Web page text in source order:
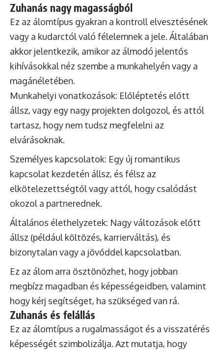
Zuhanás nagy magasságból
Ez az álomtípus gyakran a kontroll elvesztésének
vagy a kudarctól való félelemnek a jele. Általában
akkor jelentkezik, amikor az álmodó jelentős
kihívásokkal néz szembe a munkahelyén vagy a
magánéletében.
Munkahelyi vonatkozások: Előléptetés előtt
állsz, vagy egy nagy projekten dolgozol, és attól
tartasz, hogy nem tudsz megfelelni az
elvárásoknak.
Személyes kapcsolatok: Egy új romantikus
kapcsolat kezdetén állsz, és félsz az
elkötelezettségtől vagy attól, hogy csalódást
okozol a partnerednek.
Általános élethelyzetek: Nagy változások előtt
állsz (például költözés, karrierváltás), és
bizonytalan vagy a jövőddel kapcsolatban.
Ez az álom arra ösztönözhet, hogy jobban
megbízz magadban és képességeidben, valamint
hogy kérj segítséget, ha szükséged van rá.
Zuhanás és felállás
Ez az álomtípus a rugalmasságot és a visszatérés
képességét szimbolizálja. Azt mutatja, hogy